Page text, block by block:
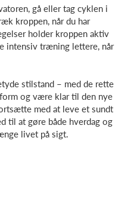
gå eller tag cyklen i
kroppen, når du har
holder kroppen aktiv
intensiv træning lettere, når
stilstand – med de rette
og være klar til den nye
med at leve et sundt
til at gøre både hverdag og
livet på sigt.